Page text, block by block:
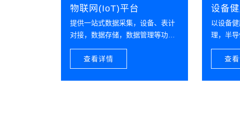
物联网(IoT)平台
提供一站式数据采集，设备、表计
对接，数据存储，数据管理等功
查看详情
设备
以设备
理，半
查